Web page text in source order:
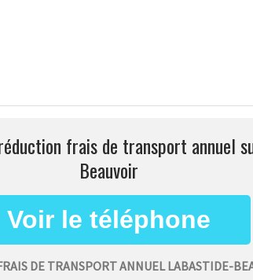
frais de transport annuel
Beauvoir
DE TRANSPORT ANNUEL LABASTIDE-